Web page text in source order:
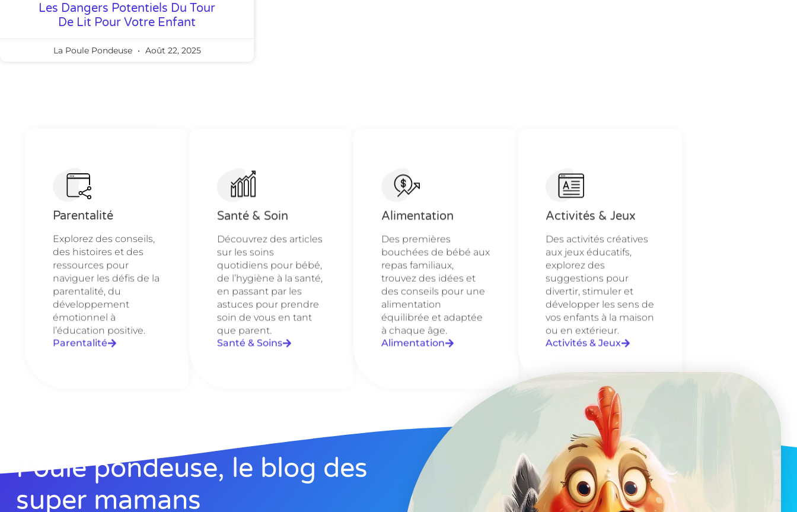
Les Dangers Potentiels Du Tour
De Lit Pour Votre Enfant
La Poule Pondeuse Août 22, 2025
Parentalité
Explorez des conseils,
des histoires et des
ressources pour
naviguer les défis de la
parentalité, du
développement
émotionnel à
l’éducation positive.
Parentalité
Santé & Soin
Découvrez des articles
sur les soins
quotidiens pour bébé,
de l’hygiène à la santé,
en passant par les
astuces pour prendre
soin de vous en tant
que parent.
Santé & Soins
Alimentation
Des premières
bouchées de bébé aux
repas familiaux,
trouvez des idées et
des conseils pour une
alimentation
équilibrée et adaptée
à chaque âge.
Alimentation
Activités & Jeux
Des activités créatives
aux jeux éducatifs,
explorez des
suggestions pour
divertir, stimuler et
développer les sens de
vos enfants à la maison
ou en extérieur.
Activités & Jeux
Poule pondeuse, le blog des
super mamans